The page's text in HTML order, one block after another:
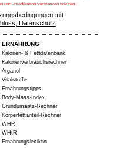
und -medikation verstanden werden.
mit
Datenschutz
ERNÄHRUNG
Kalorien- & Fettdatenbank
Kalorienverbrauchsrechner
Arganöl
Vitalstoffe
Ernährungstipps
Body-Mass-Index
Grundumsatz-Rechner
Körperfettanteil-Rechner
WHR
WHtR
Ernährungslexikon